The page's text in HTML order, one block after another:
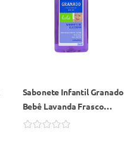
Sabonete Infantil Granado
Bebê Lavanda Frasco
250ml